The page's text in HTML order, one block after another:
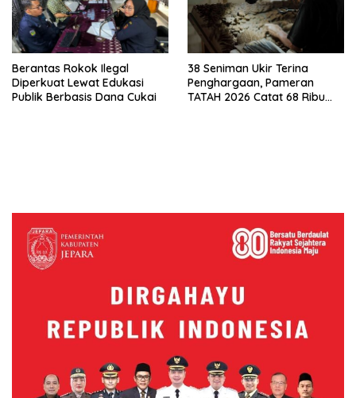
Berantas Rokok Ilegal
Diperkuat Lewat Edukasi
Publik Berbasis Dana Cukai
38 Seniman Ukir Terina
Penghargaan, Pameran
TATAH 2026 Catat 68 Ribu